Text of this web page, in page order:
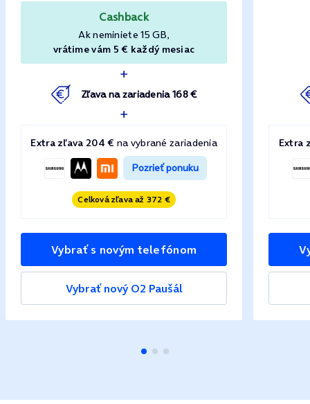
Cashback
Ak neminiete 15 GB,
vrátime vám 5 € každý mesiac
Zľava na zariadenia 168 €
Extra zľava 204 € na vybrané zariadenia
Pozrieť ponuku
Celková zľava až 372 €
Vybrať s novým telefónom
Vybrať nový O2 Paušál
Extra